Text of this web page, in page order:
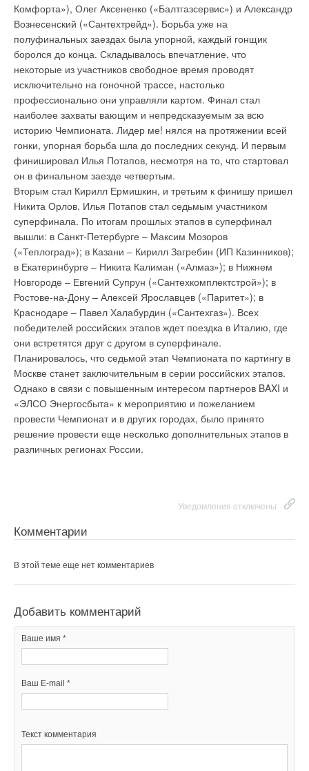
Комфорта»), Олег Аксененко («Балтгазсервис») и Александр
Вознесенский («Сантехтрейд»). Борьба уже на
полуфинальных заездах была упорной, каждый гонщик
боролся до конца. Складывалось впечатление, что
некоторые из участников свободное время проводят
исключительно на гоночной трассе, настолько
профессионально они управляли картом. Финал стал
наиболее захваты вающим и непредсказуемым за всю
историю Чемпионата. Лидер ме! нялся на протяжении всей
гонки, упорная борьба шла до последних секунд. И первым
финишировал Илья Потапов, несмотря на то, что стартовал
он в финальном заезде четвертым.
Вторым стал Кирилл Ермишкин, и третьим к финишу пришел
Никита Орлов. Илья Потапов стал седьмым участником
суперфинала. По итогам прошлых этапов в суперфинал
вышли: в Санкт-Петербурге – Максим Мозоров
(«Теплоград»); в Казани – Кирилл Загребин (ИП Казинников);
в Екатеринбурге – Никита Калиман («Алмаз»); в Нижнем
Новгороде – Евгений Супрун («Сантехкомплектстрой»); в
Ростове-на-Дону – Алексей Ярославцев («Паритет»); в
Краснодаре – Павел Халабурдин («Сантехгаз»). Всех
победителей российских этапов ждет поездка в Италию, где
они встретятся друг с другом в суперфинале.
Планировалось, что седьмой этап Чемпионата по картингу в
Москве станет заключительным в серии российских этапов.
Однако в связи с повышенным интересом партнеров BAXI и
«ЭЛСО Энергосбыта» к мероприятию и пожеланием
провести Чемпионат и в других городах, было принято
решение провести еще несколько дополнительных этапов в
различных регионах России.
Уведомления отключены
Комментарии
В этой теме еще нет комментариев
Добавить комментарий
Ваше имя *
Ваш E-mail *
Текст комментария
• Низкотемпературный комплект (-40 С)
• Регулируемая рама-основание для моделей с нижней
раздачей воздуха
• Конденсаторный блок LLOID COILS в комплекте с
вентиляторами
Новинка доступна для заказа со склада в Москве.
комментарии к новости (
Уведомления отключены
Комментарии
09-08-2012
Зернов Игорь
Здравствуйте!
Нас интересует прецизионный кондиционер производительностью по
холоду 8-12 Кв, производительностью по воздуху около 3000 м³/час со
склада и по минимальной цене. Времени для доставки под заказ у нас
нет.
С уважением Игорь.
ДА
Текст комментария
«Лосиный остров» было выбрано инновационное решение
компании Uponor – коллекторная разводка системы
радиаторного отопления Uponor. Она создана на основе
модульной технологии с применением труб из сшитого
полиэтилена PE-Xa и оснащена инновационной
соединительной системой, которая позволяет легко собирать
нужное количество элементов и тип выходов для
подключения радиаторов и систем водопровода. Данное
уникальное решение, предложенное Uponor, позволяет
монтировать детали в пол-оборота, создавая практически
любые конфигурации, что особенно важно при возведении
нестандартных строительных объектов. Устанавливаемая в
ЖК «Лосиный остров» коллекторная разводка обладает
улучшенными техническими характеристиками, что делает
ее очень простой и удобной как в монтаже, так и в
эксплуатации, а также определяет ее долговечность и
надежность. Инновационной тенденции придерживались
проектировщики ЖК «Лосиный остров» и при планировке
квартир, отказавшись от гигантомании в пользу оптимизации
пространства и переориентации с количества метров на
качество жилья. В этом жилом комплексе спроектированы 1–
4-комнатные квартиры свободной планировки площадью от
40,46 до 143,7 кв. м. Он оборудован трехуровневым
подземным паркингом на 1700 машиномест. На просторной
огороженной прилегающей территории предусмотрено
комплексное благоустройство: посадка 120 деревьев и 138
кустарников, организация цветников и газонов общей
площадью 27 000 кв. м.
В этой теме еще нет комментариев
Добавить комментарий
Ваше имя *
Текст комментария
Добавить комментарий
Ваш E-mail *
Текст комментария
Новые напольные котлы BIASI
НОВОСТИ СОК 18 МАЯ 2016
→ Biasi – новый партнер ГК «Русклимат»
→ Настенные двухконтурные газовые котлы. Обзор рынка
ЖУРНАЛ СОК АВГУСТ 2013
→ Выставка 'Энергетика. Энергосбережение'
→ Двухконтурные настенные газовые котлы. Обзор рынка
ЖУРНАЛ СОК СЕНТЯБРЬ 2012
→
Российские партнеры посетили производство Biasi
S.p.A.
ЖУРНАЛ СОК ЯНВАРЬ 2012
→ Бойлеры косвенного нагрева для настенных котлов
ЖУРНАЛ СОК ЯНВАРЬ 2012
→
газовой горелкой
ЖУРНАЛ СОК НОЯБРЬ 2011
→ Газовые настенные двухконтурные котлы
ЖУРНАЛ СОК АВГУСТ 2011
→ Стальные промышленные отопительные котлы BIASI
ЖУРНАЛ СОК АПРЕЛЬ 2011
Уведомления отключены
Комментарии
Добавить комментарий
Ваше имя *